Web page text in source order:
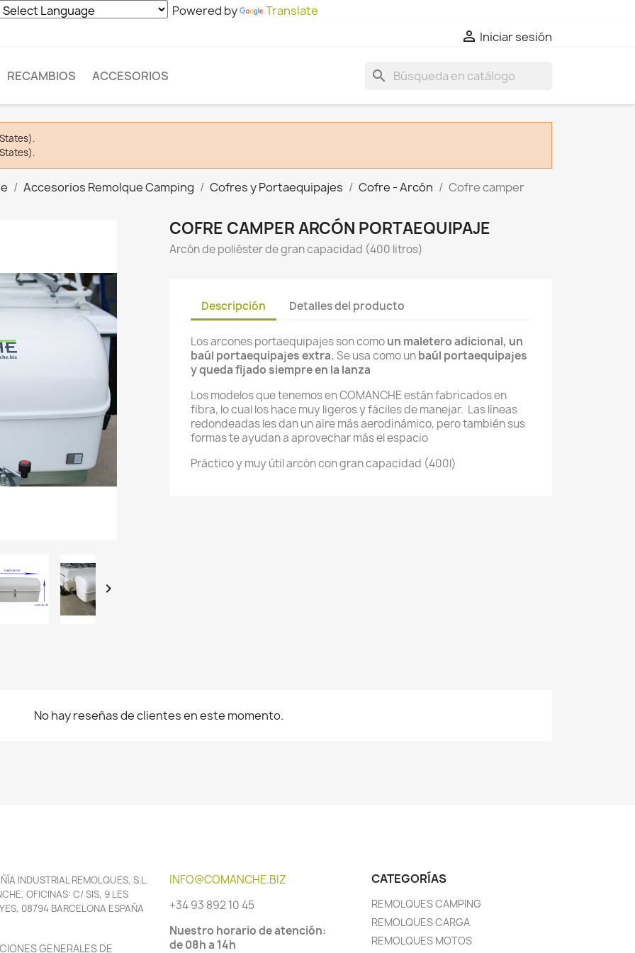
Powered by Translate
 Iniciar sesión
RECAMBIOS ACCESORIOS search
Accesorios Remolque Camping Cofres y Portaequipajes Cofre - Arcón Cofre camper

COFRE CAMPER ARCÓN PORTAEQUIPAJE
Arcón de poliéster de gran capacidad (400 litros)
Descripción Detalles del producto
Los arcones portaequipajes son comoun maletero adicional, un
baúl portaequipajes extra.Se usa como unbaúl portaequipajes
y queda fijado siempre en la lanza
Los modelos que tenemos en COMANCHE están fabricados en
fibra, lo cual los hace muy ligeros y fáciles de manejar. Las líneas
redondeadas les dan un aire más aerodinámico, pero también sus
formas te ayudan a aprovechar más el espacio
Práctico y muy útil arcón con gran capacidad (400l)
No hay reseñas de clientes en este momento.
INDUSTRIAL REMOLQUES, S.L.
OFICINAS: C/ SIS, 9 LES
08794 BARCELONA ESPAÑA
GENERALES DE
INFO@COMANCHE.BIZ
+34 93 892 10 45
Nuestro horario de atención:
de 08h a 14h
CATEGORÍAS
REMOLQUES CAMPING
REMOLQUES CARGA
REMOLQUES MOTOS